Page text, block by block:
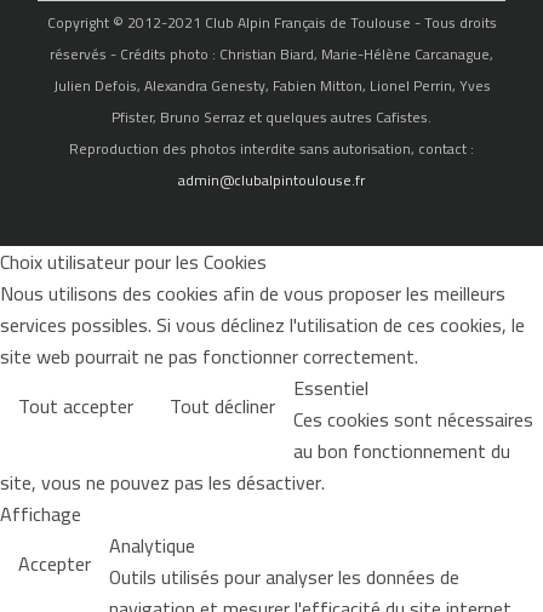
Copyright © 2012-2021 Club Alpin Français de Toulouse - Tous droits
réservés - Crédits photo : Christian Biard, Marie-Hélène Carcanague,
Julien Defois, Alexandra Genesty, Fabien Mitton, Lionel Perrin, Yves
Pfister, Bruno Serraz et quelques autres Cafistes.
Reproduction des photos interdite sans autorisation, contact :
admin@clubalpintoulouse.fr
Choix utilisateur pour les Cookies
Nous utilisons des cookies afin de vous proposer les meilleurs
services possibles. Si vous déclinez l'utilisation de ces cookies, le
site web pourrait ne pas fonctionner correctement.
Tout accepter
Tout décliner Essentiel
Ces cookies sont nécessaires
au bon fonctionnement du
site, vous ne pouvez pas les désactiver.
Affichage
Accepter Analytique
Outils utilisés pour analyser les données de